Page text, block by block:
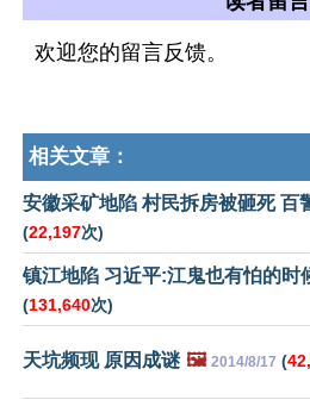
欢迎您的留言反馈。
相关文章：
安徽采矿地陷 村民拆房被砸死 百
(22,197次)
镇江地陷 习近平:江鬼也有怕的时
(131,640次)
天坑频现 原因成谜 🖼️ 2014/8/17 (